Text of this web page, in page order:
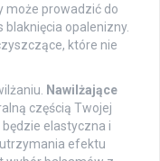
może prowadzić do
blaknięcia opalenizny.
które nie
Nawilżające
częścią Twojej
elastyczna i
utrzymania efektu